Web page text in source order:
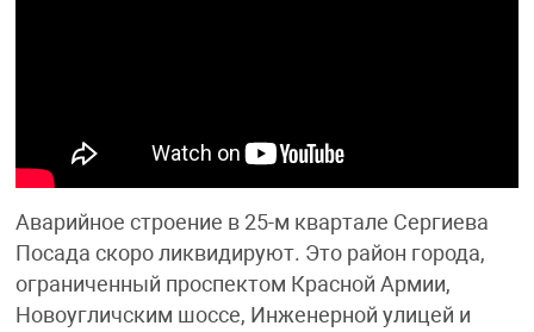
Аварийное строение в 25-м квартале Сергиева
Посада скоро ликвидируют. Это район города,
ограниченный проспектом Красной Армии,
Новоугличским шоссе, Инженерной улицей и